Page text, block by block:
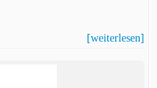
[weiterlesen]